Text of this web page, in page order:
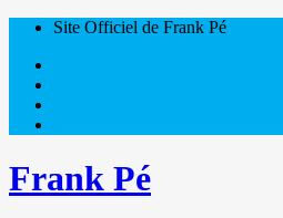
Site Officiel de Frank Pé
Frank Pé